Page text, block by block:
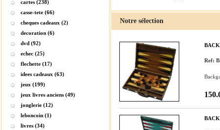
cartes (238)
casse-tete (66)
cheques cadeaux (2)
decoration (6)
dvd (92)
echec (25)
flechette (17)
idees cadeaux (63)
jeux (199)
jeux livres anciens (49)
jonglerie (12)
leboncoin (1)
livres (34)
Notre sélection
Ref: